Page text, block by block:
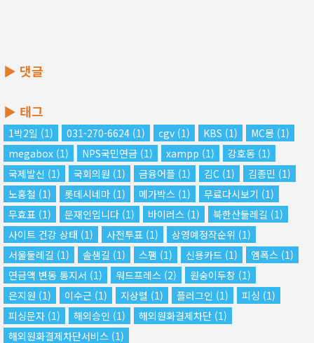
▶ 댓글
▶ 태그
1박2일 (1) 031-270-6624 (1) cgv (1) KBS (1) MC몽 (1)
megabox (1) NPS국민연금 (1) xampp (1) 강호동 (1)
국제발신 (1) 국회의원 (1) 금융어플 (1) 김C (1) 김종민 (1)
노홍철 (1) 롯데시네마 (1) 메가박스 (1) 무료다시보기 (1)
무효표 (1) 문재인입니다 (1) 바이러스 (1) 북한산둘레길 (1)
사이트 건강 상태 (1) 사전투표 (1) 상영예정작순위 (1)
서울둘레길 (1) 솔샘길 (1) 스팸 (1) 신용카드 (1) 엠폭스 (1)
연금액 변동 통지서 (1) 워드프레스 (2) 원숭이두창 (1)
은지원 (1) 이수근 (1) 지상렬 (1) 플러그인 (1) 피싱 (1)
피싱문자 (1) 해외승인 (1) 해외원화결제차단 (1)
해외원화결제차단서비스 (1)